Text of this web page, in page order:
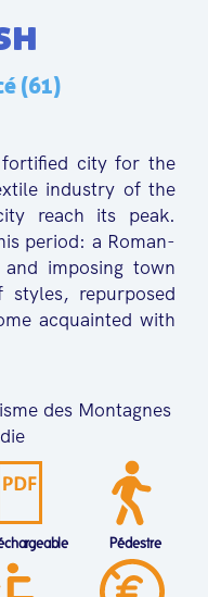
(61)
fortified city for the
industry of the
reach its peak.
period: a Roman-
imposing town
repurposed
acquainted with
des Montagnes
Pédestre